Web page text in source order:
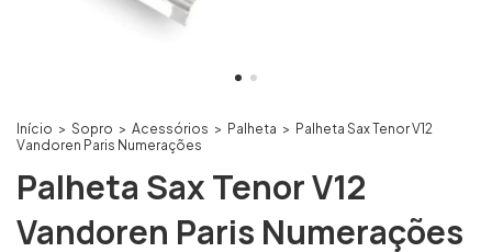
Início > Sopro > Acessórios > Palheta > Palheta Sax Tenor V12
Vandoren Paris Numerações
Palheta Sax Tenor V12
Vandoren Paris Numerações